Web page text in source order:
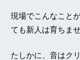
現場でこんなこと
ても新人は育ちませ
たしかに、音はク